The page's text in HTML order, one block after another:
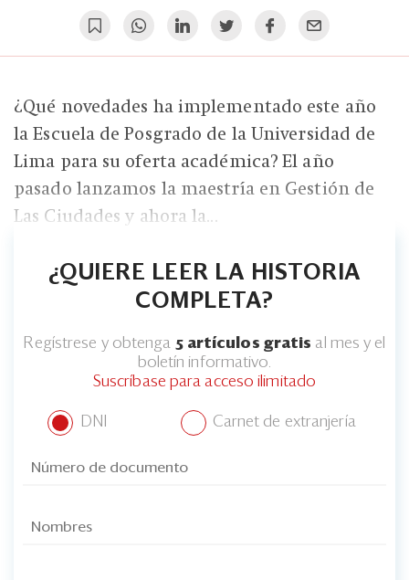
¿Qué novedades ha implementado este año
la Escuela de Posgrado de la Universidad de
Lima para su oferta académica? El año
pasado lanzamos la maestría en Gestión de
Las Ciudades y ahora la...
¿QUIERE LEER LA HISTORIA
COMPLETA?
Regístrese y obtenga 5 artículos gratis al mes y el
boletín informativo.
Suscríbase para acceso ilimitado
DNI Carnet de extranjería